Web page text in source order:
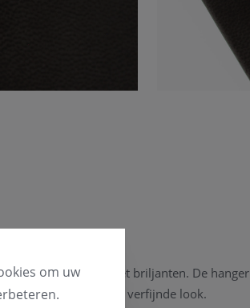
witgoud en bezet met briljanten. De hanger
perfect voor een verfijnde look.
om uw